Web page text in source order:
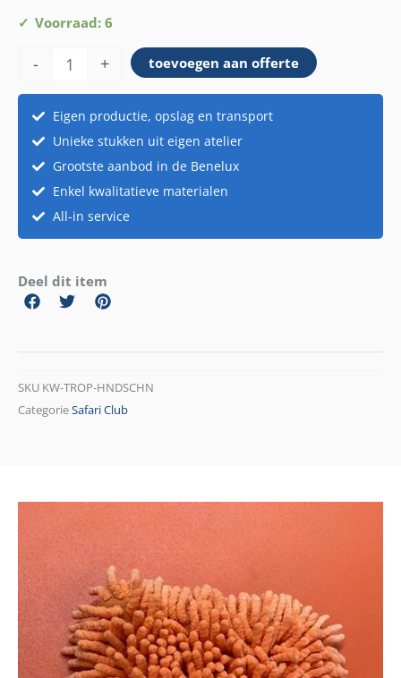
Voorraad: 6
-
Fluffy
aantal
+ toevoegen aan offerte
Eigen productie, opslag en transport
Unieke stukken uit eigen atelier
Grootste aanbod in de Benelux
Enkel kwalitatieve materialen
All-in service
Deel dit item
SKU KW-TROP-HNDSCHN
CategorieSafari Club